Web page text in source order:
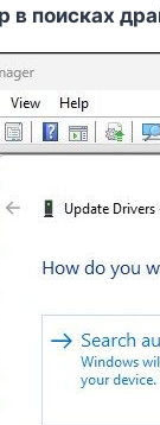
в поисках